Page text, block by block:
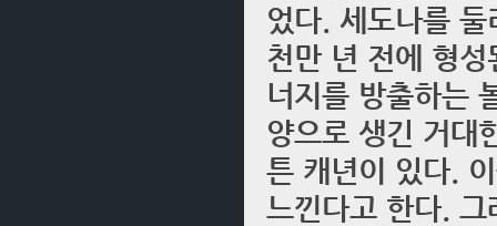
었다. 세도나를
천만 년 전에 형
너지를 방출하는
양으로 생긴 거대
튼 캐년이 있다.
느낀다고 한다.